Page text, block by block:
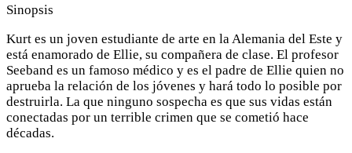
Sinopsis
Kurt es un joven estudiante de arte en la Alemania del Este y
está enamorado de Ellie, su compañera de clase. El profesor
Seeband es un famoso médico y es el padre de Ellie quien no
aprueba la relación de los jóvenes y hará todo lo posible por
destruirla. La que ninguno sospecha es que sus vidas están
conectadas por un terrible crimen que se cometió hace
décadas.